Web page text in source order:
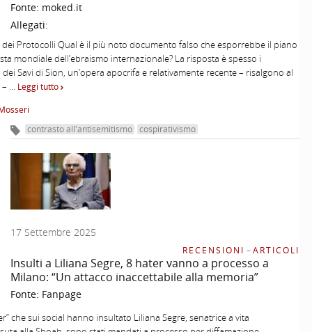
Fonte: moked.it
Allegati:
dei Protocolli Qual è il più noto documento falso che esporrebbe il piano
mondiale dell’ebraismo internazionale? La risposta è spesso i
Savi di Sion, un’opera apocrifa e relativamente recente – risalgono al
– … Leggi tutto
contrasto all'antisemitismo cospirativismo
17 Settembre 2025
RECENSIONI –ARTICOLI
Insulti a Liliana Segre, 8 hater vanno a processo a
Milano: “Un attacco inaccettabile alla memoria”
Fonte: Fanpage
che sui social hanno insultato Liliana Segre, senatrice a vita